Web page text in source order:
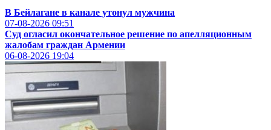
В Бейлагане в канале утонул мужчина
07-08-2026 09:51
Суд огласил окончательное решение по апелляционным
жалобам граждан Армении
06-08-2026 19:04